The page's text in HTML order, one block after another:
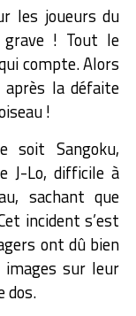
les joueurs du
! Tout le
compte. Alors
après la défaite
!
soit Sangoku,
J-Lo, difficile à
sachant que
incident s’est
ont dû bien
sur leur
dos.